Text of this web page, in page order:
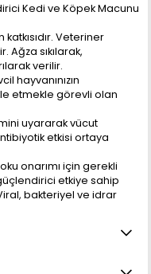
Kedi ve Köpek Macunu
Veteriner
sıkılarak,
verilir.
hayvanınızın
etmekle görevli olan
uyararak vücut
etkisi ortaya
onarımı için gerekli
etkiye sahip
bakteriyel ve idrar
yardımcı olur.